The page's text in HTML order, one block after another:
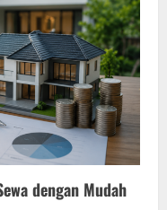
dengan Mudah